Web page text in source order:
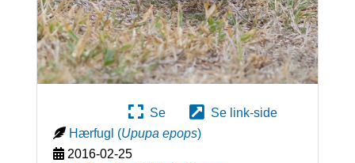
Se
Se link-side
Hærfugl (Upupa epops)
2016-02-25